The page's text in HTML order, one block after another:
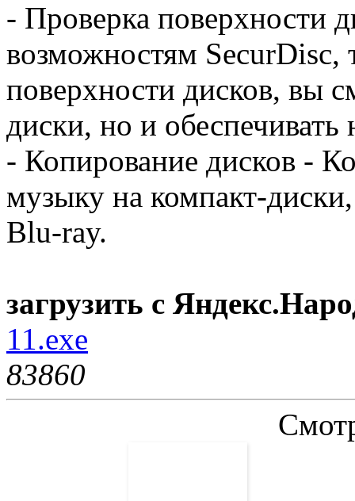
- Проверка поверхности
возможностям SecurDisc,
поверхности дисков, вы
диски, но и обеспечивать
- Копирование дисков -
музыку на компакт-
Blu-ray.
загрузить с
11.exe
83860